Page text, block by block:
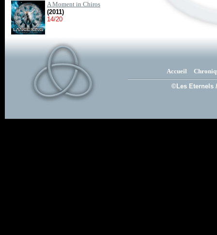
A Moment in Chiros
(2011)
14/20
Accueil
©Les Eternels